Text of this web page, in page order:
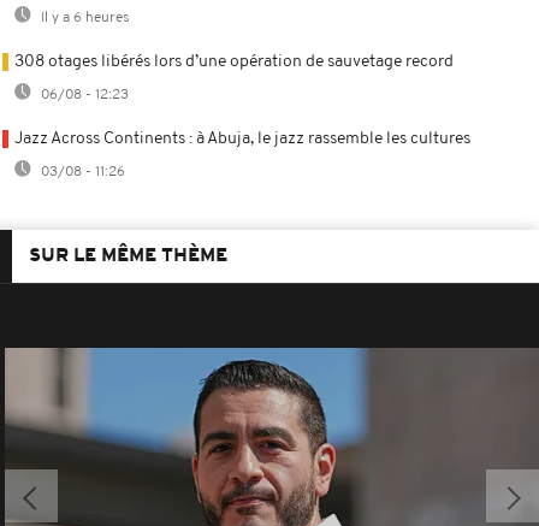
Il y a 6 heures
308 otages libérés lors d’une opération de sauvetage record
06/08 - 12:23
Jazz Across Continents : à Abuja, le jazz rassemble les cultures
03/08 - 11:26
SUR LE MÊME THÈME